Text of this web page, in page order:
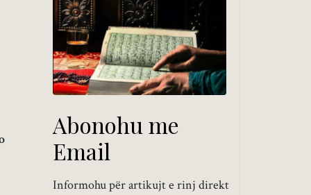
Abonohu me
Email
Informohu për artikujt e rinj direkt